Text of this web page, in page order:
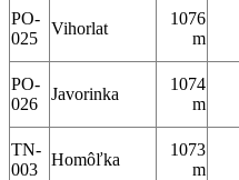
PO-
025
Vihorlat
1076
m
PO-
026
Javorinka
1074
m
TN-
003
Homôľka
1073
m